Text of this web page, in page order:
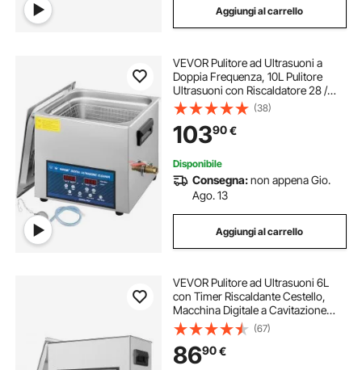
Aggiungi al carrello
VEVOR Pulitore ad Ultrasuoni a
Doppia Frequenza, 10L Pulitore
Ultrasuoni con Riscaldatore 28 /
40KHz, Macchina per la Pulizia in
Acciaio Inossidabile, per Parti di
Gioielli, Occhiali, Denture ecc.
(38)
10390€
Disponibile
Consegna:non appena Gio.
Ago. 13
Aggiungi al carrello
VEVOR Pulitore ad Ultrasuoni 6L
con Timer Riscaldante Cestello,
Macchina Digitale a Cavitazione
Sonica, Pulitrice Ultrasuoni 180 W
per Strumenti di Orologi, Occhiali,
Monete, Utensili Metallici
(67)
8690€